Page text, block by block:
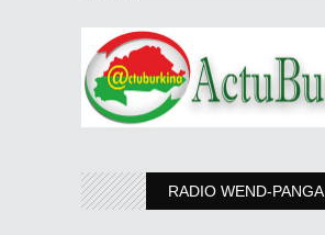
RADIO WEND-PANGA